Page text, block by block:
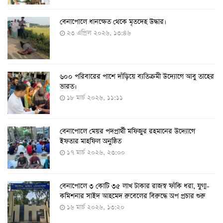
করোনায় ৩ জনের প্রাণহানি, নতুন শনাক্ত ২৯৬
৮ আগস্ট ২০২২, ১৯:৩৪
দেশে তৈরি হলো করোনা শনাক্তের কিট
৮ আগস্ট ২০২২, ১৩:০৯
দেশেই তৈরি হলো করোনা পরীক্ষার কিট, সময় লাগবে ৪-৫
ঘণ্টা
৭ আগস্ট ২০২২, ১৪:০৩
১১ আগস্ট থেকে পরীক্ষামূলকভাবে শুরু শিশুদের করোনা টিকা
দেওয়া
৭ আগস্ট ২০২২, ১৩:৫৩
বেনাপোলে ধানক্ষেত থেকে মৃতদেহ উদ্ধার।
২৩ এপ্রিল ২০২৬, ১৩:৪৬
৬০০ পরিবারের পাশে দাঁড়িয়ে ব্যতিক্রমী উদ্যোগে আবু তাহের
ভারত।
১৮ মার্চ ২০২৬, ১১:১১
বেনাপোলে মেয়র পদপ্রার্থী মফিজুর রহমানের উদ্যোগে
ইফতার মাহফিল অনুষ্ঠিত
১৭ মার্চ ২০২৬, ২৩:০০
বেনাপোলে ৩ কোটি ৩৫ লাখ টাকার রাজস্ব ফাঁকি ধরা, যুগ্ম-
কমিশনার সাইদ আহমেদ রুবেলের বিরুদ্ধে অপ প্রচার শুরু
১৬ মার্চ ২০২৬, ১৩:২০